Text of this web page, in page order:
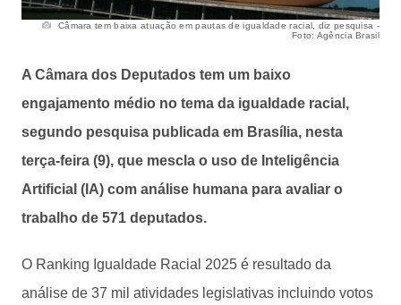
Câmara tem baixa atuação em pautas de igualdade racial, diz pesquisa -
Foto: Agência Brasil
A Câmara dos Deputados tem um baixo
engajamento médio no tema da igualdade racial,
segundo pesquisa publicada em Brasília, nesta
terça-feira (9), que mescla o uso de Inteligência
Artificial (IA) com análise humana para avaliar o
trabalho de 571 deputados.
O Ranking Igualdade Racial 2025 é resultado da
análise de 37 mil atividades legislativas incluindo votos